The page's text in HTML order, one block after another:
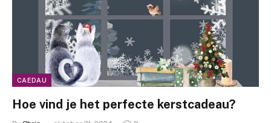
CAEDAU
Hoe vind je het perfecte kerstcadeau?